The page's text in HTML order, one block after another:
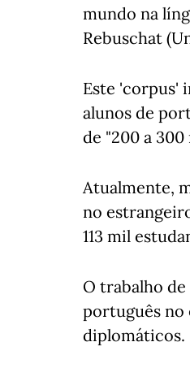
mundo na
Rebuschat
Este 'corpus'
alunos de
de "200 a
Atualmente,
no
113 mil
O trabalho
português no
diplomáticos.